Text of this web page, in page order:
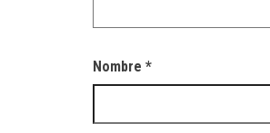
Nombre *